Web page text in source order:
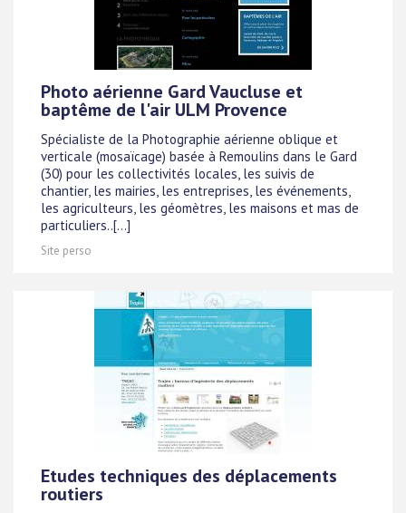
Photo aérienne Gard Vaucluse et
baptême de l'air ULM Provence
Spécialiste de la Photographie aérienne oblique et
verticale (mosaïcage) basée à Remoulins dans le Gard
(30) pour les collectivités locales, les suivis de
chantier, les mairies, les entreprises, les événements,
les agriculteurs, les géomètres, les maisons et mas de
particuliers..[...]
Site perso
Etudes techniques des déplacements
routiers